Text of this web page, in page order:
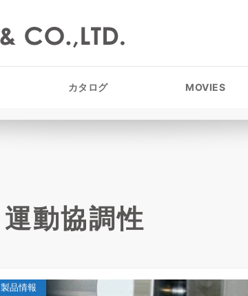
カタログ MOVIES
運動協調性
製品情報